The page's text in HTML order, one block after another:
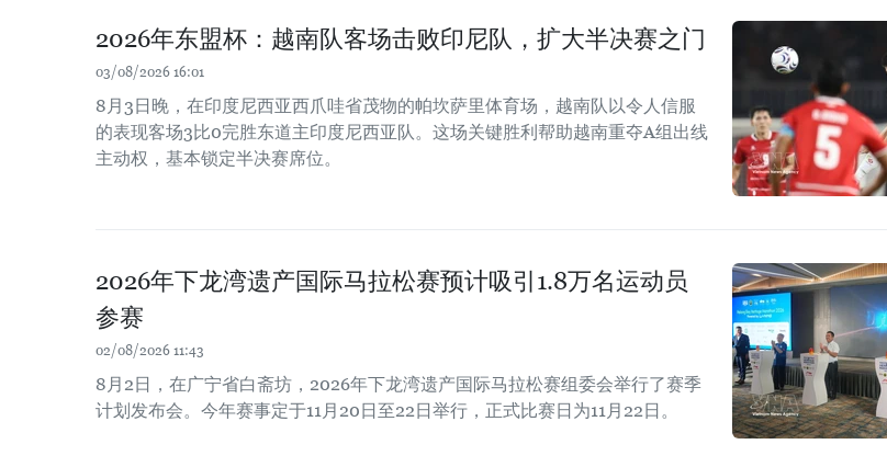
2026年东盟杯：越南队客场击败印尼队，扩大半决赛之门
03/08/2026 16:01
8月3日晚，在印度尼西亚西爪哇省茂物的帕坎萨里体育场，越南队以令人信服
的表现客场3比0完胜东道主印度尼西亚队。这场关键胜利帮助越南重夺A组出线
主动权，基本锁定半决赛席位。
2026年下龙湾遗产国际马拉松赛预计吸引1.8万名运动员
参赛
02/08/2026 11:43
8月2日，在广宁省白斋坊，2026年下龙湾遗产国际马拉松赛组委会举行了赛季
计划发布会。今年赛事定于11月20日至22日举行，正式比赛日为11月22日。